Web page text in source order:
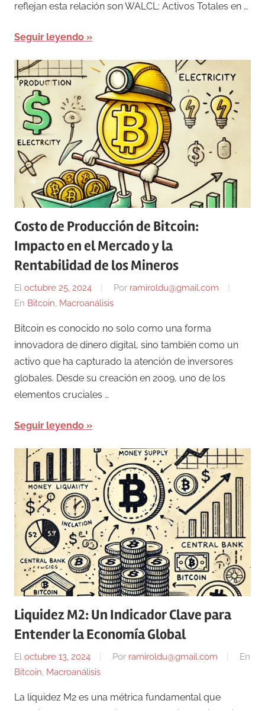
reflejan esta relación son WALCL: Activos Totales en …
Seguir leyendo
Costo de Producción de Bitcoin:
Impacto en el Mercado y la
Rentabilidad de los Mineros
El octubre 25, 2024 Por ramiroldu@gmail.com
En Bitcoin, Macroanálisis
Bitcoin es conocido no solo como una forma
innovadora de dinero digital, sino también como un
activo que ha capturado la atención de inversores
globales. Desde su creación en 2009, uno de los
elementos cruciales …
Seguir leyendo
Liquidez M2: Un Indicador Clave para
Entender la Economía Global
El octubre 13, 2024 Por ramiroldu@gmail.com
En
Bitcoin, Macroanálisis
La liquidez M2 es una métrica fundamental que